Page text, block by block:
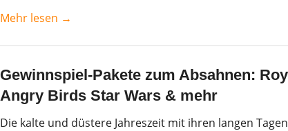
Mehr lesen →
Gewinnspiel-Pakete zum Absahnen:
Angry Birds Star Wars & mehr
Die kalte und düstere Jahreszeit mit ihren langen